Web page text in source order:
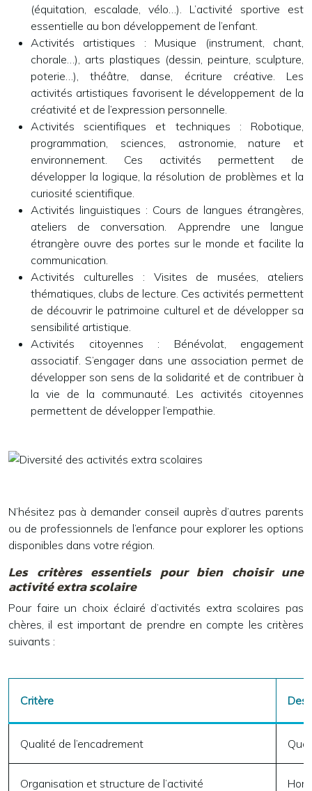
(équitation, escalade, vélo…). L’activité sportive est
essentielle au bon développement de l’enfant.
Activités artistiques : Musique (instrument, chant,
chorale…), arts plastiques (dessin, peinture, sculpture,
poterie…), théâtre, danse, écriture créative. Les
activités artistiques favorisent le développement de la
créativité et de l’expression personnelle.
Activités scientifiques et techniques : Robotique,
programmation, sciences, astronomie, nature et
environnement. Ces activités permettent de
développer la logique, la résolution de problèmes et la
curiosité scientifique.
Activités linguistiques : Cours de langues étrangères,
ateliers de conversation. Apprendre une langue
étrangère ouvre des portes sur le monde et facilite la
communication.
Activités culturelles : Visites de musées, ateliers
thématiques, clubs de lecture. Ces activités permettent
de découvrir le patrimoine culturel et de développer sa
sensibilité artistique.
Activités citoyennes : Bénévolat, engagement
associatif. S’engager dans une association permet de
développer son sens de la solidarité et de contribuer à
la vie de la communauté. Les activités citoyennes
permettent de développer l’empathie.
N’hésitez pas à demander conseil auprès d’autres parents
ou de professionnels de l’enfance pour explorer les options
disponibles dans votre région.
Les critères essentiels pour bien choisir une
activité extra scolaire
Pour faire un choix éclairé d’activités extra scolaires pas
chères, il est important de prendre en compte les critères
suivants :
Critère
Qualité de l’encadrement
Organisation et structure de l’activité